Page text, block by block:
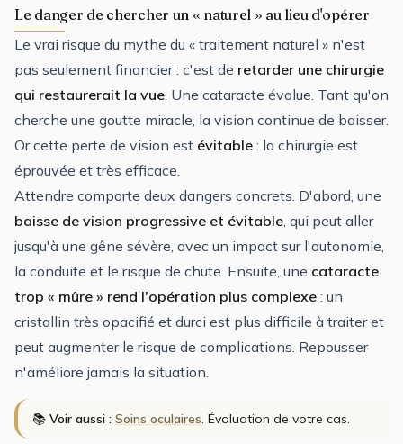
Le danger de chercher un « naturel » au lieu d'opérer
Le vrai risque du mythe du « traitement naturel » n'est
pas seulement financier : c'est de retarder une chirurgie
qui restaurerait la vue. Une cataracte évolue. Tant qu'on
cherche une goutte miracle, la vision continue de baisser.
Or cette perte de vision est évitable : la chirurgie est
éprouvée et très efficace.
Attendre comporte deux dangers concrets. D'abord, une
baisse de vision progressive et évitable, qui peut aller
jusqu'à une gêne sévère, avec un impact sur l'autonomie,
la conduite et le risque de chute. Ensuite, une cataracte
trop « mûre » rend l'opération plus complexe : un
cristallin très opacifié et durci est plus difficile à traiter et
peut augmenter le risque de complications. Repousser
n'améliore jamais la situation.
📚 Voir aussi : Soins oculaires. Évaluation de votre cas.